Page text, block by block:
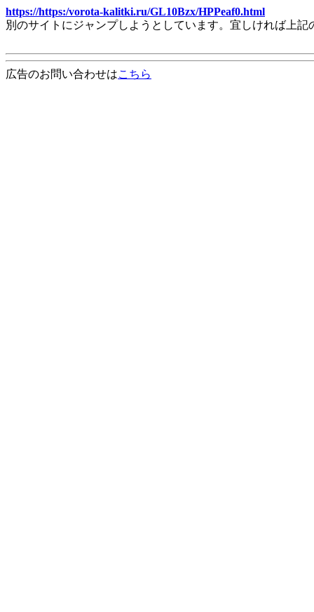
https://https:/vorota-kalitki.ru/GL10Bzx/HPPeaf0.html
別のサイトにジャンプしようとしています。宜しければ上
広告のお問い合わせはこちら